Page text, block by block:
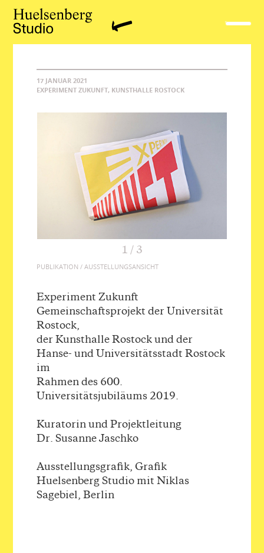
17 JANUAR 2021
EXPERIMENT ZUKUNFT, KUNSTHALLE ROSTOCK
1 / 3
PUBLIKATION / AUSSTELLUNGSANSICHT
Experiment Zukunft
Gemeinschaftsprojekt der Universität
Rostock,
der Kunsthalle Rostock und der
Hanse- und Universitätsstadt Rostock
im
Rahmen des 600.
Universitätsjubiläums 2019.
Kuratorin und Projektleitung
Dr. Susanne Jaschko
Ausstellungsgrafik, Grafik
Huelsenberg Studio mit Niklas
Sagebiel, Berlin